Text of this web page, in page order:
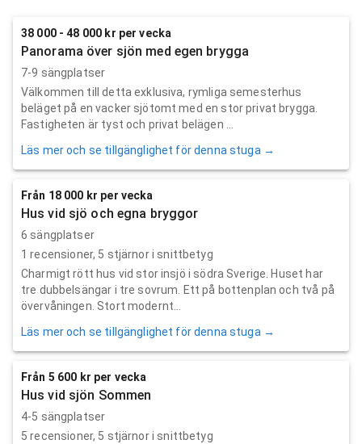
38 000 - 48 000 kr per vecka
Panorama över sjön med egen brygga
7-9 sängplatser
Välkommen till detta exklusiva, rymliga semesterhus
beläget på en vacker sjötomt med en stor privat brygga.
Fastigheten är tyst och privat belägen ...
Läs mer och se tillgänglighet för denna stuga →
Från 18 000 kr per vecka
Hus vid sjö och egna bryggor
6 sängplatser
1 recensioner, 5 stjärnor i snittbetyg
Charmigt rött hus vid stor insjö i södra Sverige. Huset har
tre dubbelsängar i tre sovrum. Ett på bottenplan och två på
övervåningen. Stort modernt...
Läs mer och se tillgänglighet för denna stuga →
Från 5 600 kr per vecka
Hus vid sjön Sommen
4-5 sängplatser
5 recensioner, 5 stjärnor i snittbetyg